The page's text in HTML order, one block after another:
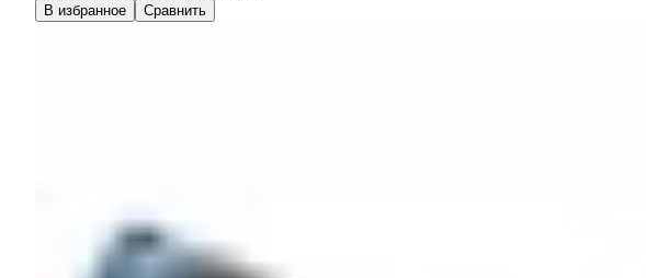
В избранное Сравнить